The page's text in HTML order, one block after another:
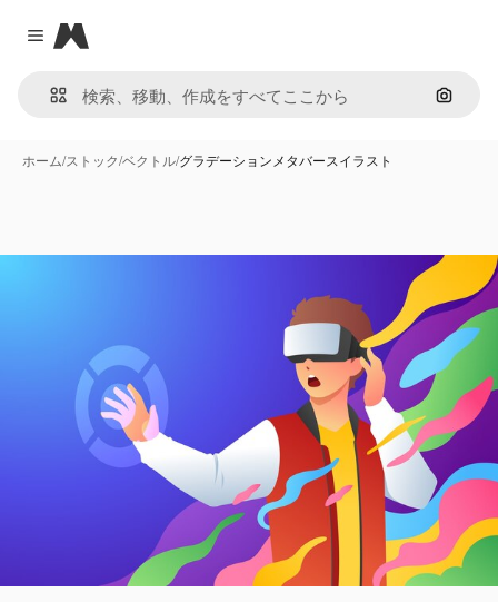
Close menu
Magnific
画像で
ホーム/ストック/ベクトル/グラデーションメタバースイラスト